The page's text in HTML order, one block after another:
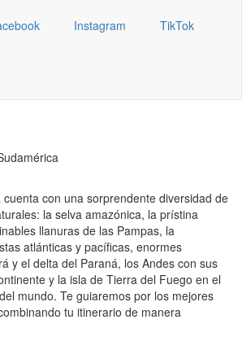
Instagram
TikTok
cuenta con una sorprendente diversidad de
la selva amazónica, la prístina
llanuras de las Pampas, la
atlánticas y pacíficas, enormes
y el delta del Paraná, los Andes con sus
y la isla de Tierra del Fuego en el
mundo. Te guiaremos por los mejores
tu itinerario de manera